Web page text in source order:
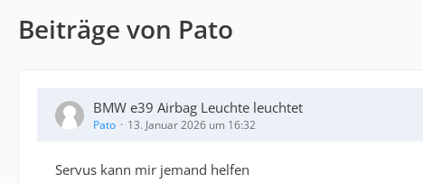
Beiträge von Pato
BMW e39 Airbag Leuchte leuchtet
Pato 13. Januar 2026 um 16:32
Servus kann mir jemand helfen